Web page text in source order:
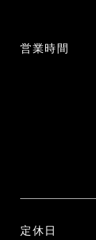
営業時間
定休日